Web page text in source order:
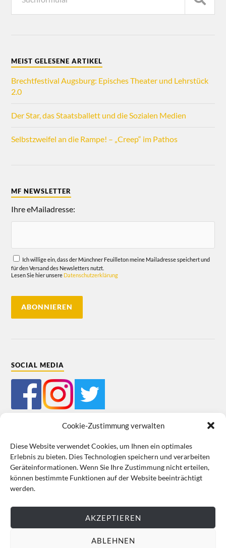
Cookie-Zustimmung verwalten
Diese Website verwendet Cookies, um Ihnen ein optimales
Erlebnis zu bieten. Dies Technologien speichern und verarbeiten
Geräteinformationen. Wenn Sie Ihre Zustimmung nicht erteilen,
können bestimmte Funktionen auf der Website beeinträchtigt
werden.
AKZEPTIEREN
ABLEHNEN
MEIST GELESENE ARTIKEL
Brechtfestival Augsburg: Episches Theater und Lehrstück
2.0
Der Star, das Staatsballett und die Sozialen Medien
Selbstzweifel an die Rampe! – „Creep“ im Pathos
MF NEWSLETTER
Ihre eMailadresse:
Ich willige ein, dass der Münchner Feuilleton meine Mailadresse speichert und
für den Versand des Newsletters nutzt.
Lesen Sie hier unsere Datenschutzerklärung
SOCIAL MEDIA
Mein Bestellkonto Kundeninformationen Datenschutz
Cookie-Richtlinie (EU) Impressum
VERTRAG WIDERRUFEN